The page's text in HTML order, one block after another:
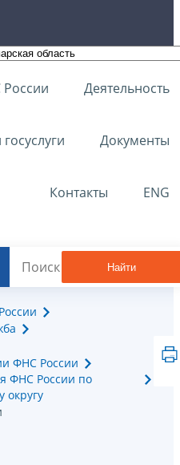
Деятельность
Документы
Контакты ENG
Найти
ФНС России
ФНС России по
округу